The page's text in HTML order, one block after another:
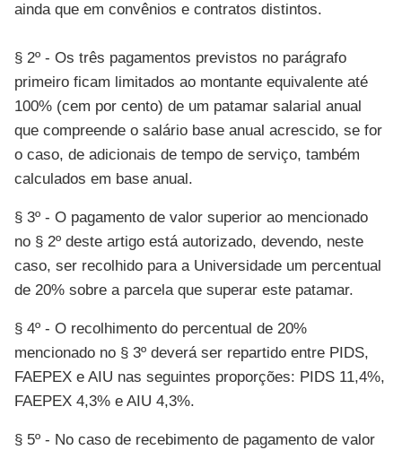
ainda que em convênios e contratos distintos.
§ 2º - Os três pagamentos previstos no parágrafo
primeiro ficam limitados ao montante equivalente até
100% (cem por cento) de um patamar salarial anual
que compreende o salário base anual acrescido, se for
o caso, de adicionais de tempo de serviço, também
calculados em base anual.
§ 3º - O pagamento de valor superior ao mencionado
no § 2º deste artigo está autorizado, devendo, neste
caso, ser recolhido para a Universidade um percentual
de 20% sobre a parcela que superar este patamar.
§ 4º - O recolhimento do percentual de 20%
mencionado no § 3º deverá ser repartido entre PIDS,
FAEPEX e AIU nas seguintes proporções: PIDS 11,4%,
FAEPEX 4,3% e AIU 4,3%.
§ 5º - No caso de recebimento de pagamento de valor